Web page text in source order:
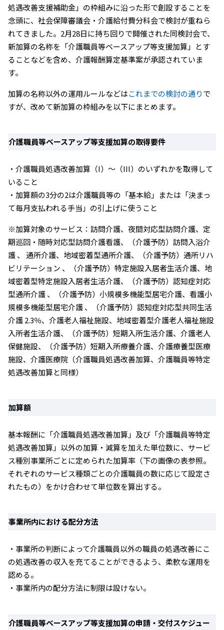
処遇改善支援補助金」の枠組みに沿った形で創設することを
念頭に、社会保障審議会・介護給付費分科会で検討が重ねら
れてきました。2月28日に持ち回りで開催された同検討会で、
新加算の名称を「介護職員等ベースアップ等支援加算」とす
ることなどを含め、介護報酬算定基準案が承認されていま
す。
加算の名称以外の運用ルールなどはこれまでの検討の通りで
すが、改めて新加算の枠組みを以下にまとめます。
介護職員等ベースアップ等支援加算の取得要件
・介護職員処遇改善加算（I）～（III）のいずれかを取得して
いること
・加算額の3分の2は介護職員等の「基本給」または「決まっ
て毎月支払われる手当」の引上げに使うこと
※加算対象のサービス：訪問介護、夜間対応型訪問介護、定
期巡回・随時対応型訪問介護看護、（介護予防）訪問入浴介
護 、 通所介護、地域密着型通所介護、（介護予防）通所リハ
ビリテーション 、（介護予防）特定施設入居者生活介護、地
域密着型特定施設入居者生活介護、（介護予防）認知症対応
型通所介護 、（介護予防）小規模多機能型居宅介護、看護小
規模多機能型居宅介護 、（介護予防）認知症対応型共同生活
介護 2.3％、介護老人福祉施設、地域密着型介護老人福祉施設
入所者生活介護、（介護予防）短期入所生活介護、介護老人
保健施設、（介護予防）短期入所療養介護、介護療養型医療
施設、介護医療院（介護職員処遇改善加算、介護職員等特定
処遇改善加算と同様）
加算額
基本報酬に「介護職員処遇改善加算」及び「介護職員等特定
処遇改善加算」以外の加算・減算を加えた単位数に、サービ
ス種別事業所ごとに定められた加算率（下の画像の表参照。
それぞれのサービス種類ごとの介護職員の数に応じて設定さ
れたもの）をかけ合わせて単位数を算出する。
事業所内における配分方法
・事業所の判断によって介護職員以外の職員の処遇改善にこ
の処遇改善の収入を充てることができるよう、柔軟な運用を
認める。
・事業所内の配分方法に制限は設けない。
介護職員等ベースアップ等支援加算の申請・交付スケジュー